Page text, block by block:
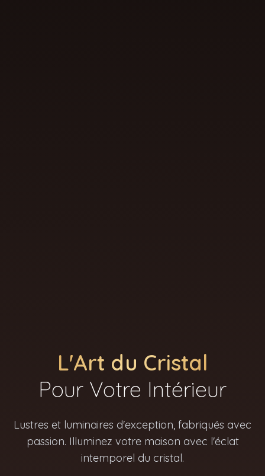
L'Art du Cristal
Pour Votre Intérieur
Lustres et luminaires d'exception, fabriqués avec
passion. Illuminez votre maison avec l'éclat
intemporel du cristal.